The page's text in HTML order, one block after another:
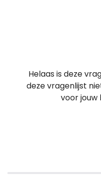
Helaas is deze
deze vragenlijst
voor